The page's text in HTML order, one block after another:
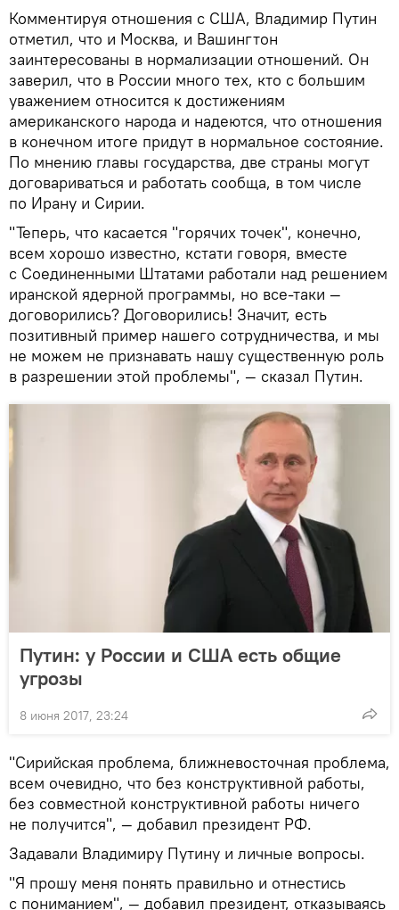
Комментируя отношения с США, Владимир Путин
отметил, что и Москва, и Вашингтон
заинтересованы в нормализации отношений. Он
заверил, что в России много тех, кто с большим
уважением относится к достижениям
американского народа и надеются, что отношения
в конечном итоге придут в нормальное состояние.
По мнению главы государства, две страны могут
договариваться и работать сообща, в том числе
по Ирану и Сирии.
"Теперь, что касается "горячих точек", конечно,
всем хорошо известно, кстати говоря, вместе
с Соединенными Штатами работали над решением
иранской ядерной программы, но все-таки —
договорились? Договорились! Значит, есть
позитивный пример нашего сотрудничества, и мы
не можем не признавать нашу существенную роль
в разрешении этой проблемы", — сказал Путин.
Путин: у России и США есть общие
угрозы
8 июня 2017, 23:24
"Сирийская проблема, ближневосточная проблема,
всем очевидно, что без конструктивной работы,
без совместной конструктивной работы ничего
не получится", — добавил президент РФ.
Задавали Владимиру Путину и личные вопросы.
"Я прошу меня понять правильно и отнестись
с пониманием", — добавил президент, отказываясь